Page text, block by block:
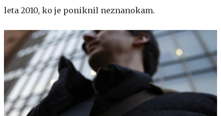
leta 2010, ko je poniknil neznanokam.